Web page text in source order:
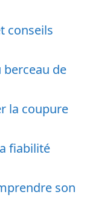
conseils
de
la coupure
fiabilité
son